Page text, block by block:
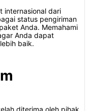
internasional dari
status pengiriman
Anda. Memahami
Anda dapat
baik.
diterima oleh pihak